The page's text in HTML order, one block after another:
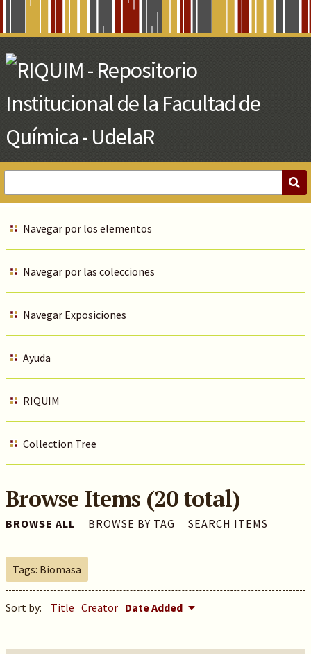
Main
Content
Navegar por los elementos
Navegar por las colecciones
Navegar Exposiciones
Ayuda
RIQUIM
Collection Tree
Browse Items (20 total)
BROWSE ALL BROWSE BY TAG SEARCH ITEMS
Tags: Biomasa
Sort by: Title Creator Date Added